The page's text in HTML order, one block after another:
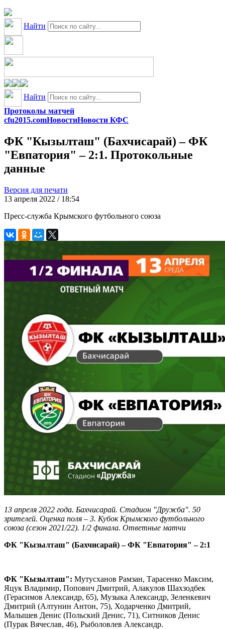
Найти
Найти
Протоколы матчей
cfu2015.comНовостиНовости КФС
ФК "Кызылташ" (Бахчисарай) – ФК
"Евпатория" – 2:1. Протокольные
данные
Версия для печати
13 апреля 2022 / 18:54
Пресс-служба Крымского футбольного союза
13 апреля 2022 года. Бахчисарай. Стадион "Дружба". 50
зрителей. Оценка поля – 3. Кубок Крымского футбольного
союза (сезон 2021/22). 1/2 финала. Ответные матчи
ФК "Кызылташ" (Бахчисарай) – ФК "Евпатория" – 2:1
ФК "Кызылташ": Мутусханов Рамзан, Тарасенко Максим,
Яцук Владимир, Попович Дмитрий, Алакулов Шахзодбек
(Герасимов Александр, 65), Музыка Александр, Зеленкевич
Дмитрий (Алтунин Антон, 75), Ходарченко Дмитрий,
Малышев Денис (Польский Денис, 71), Ситников Денис
(Пурак Вячеслав, 46), Рыболовлев Александр.